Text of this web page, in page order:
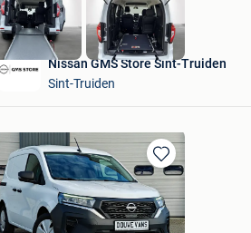
Nissan GMS Store Sint-Truiden
Sint-Truiden
Bewaren
in
Mijn
Favorieten